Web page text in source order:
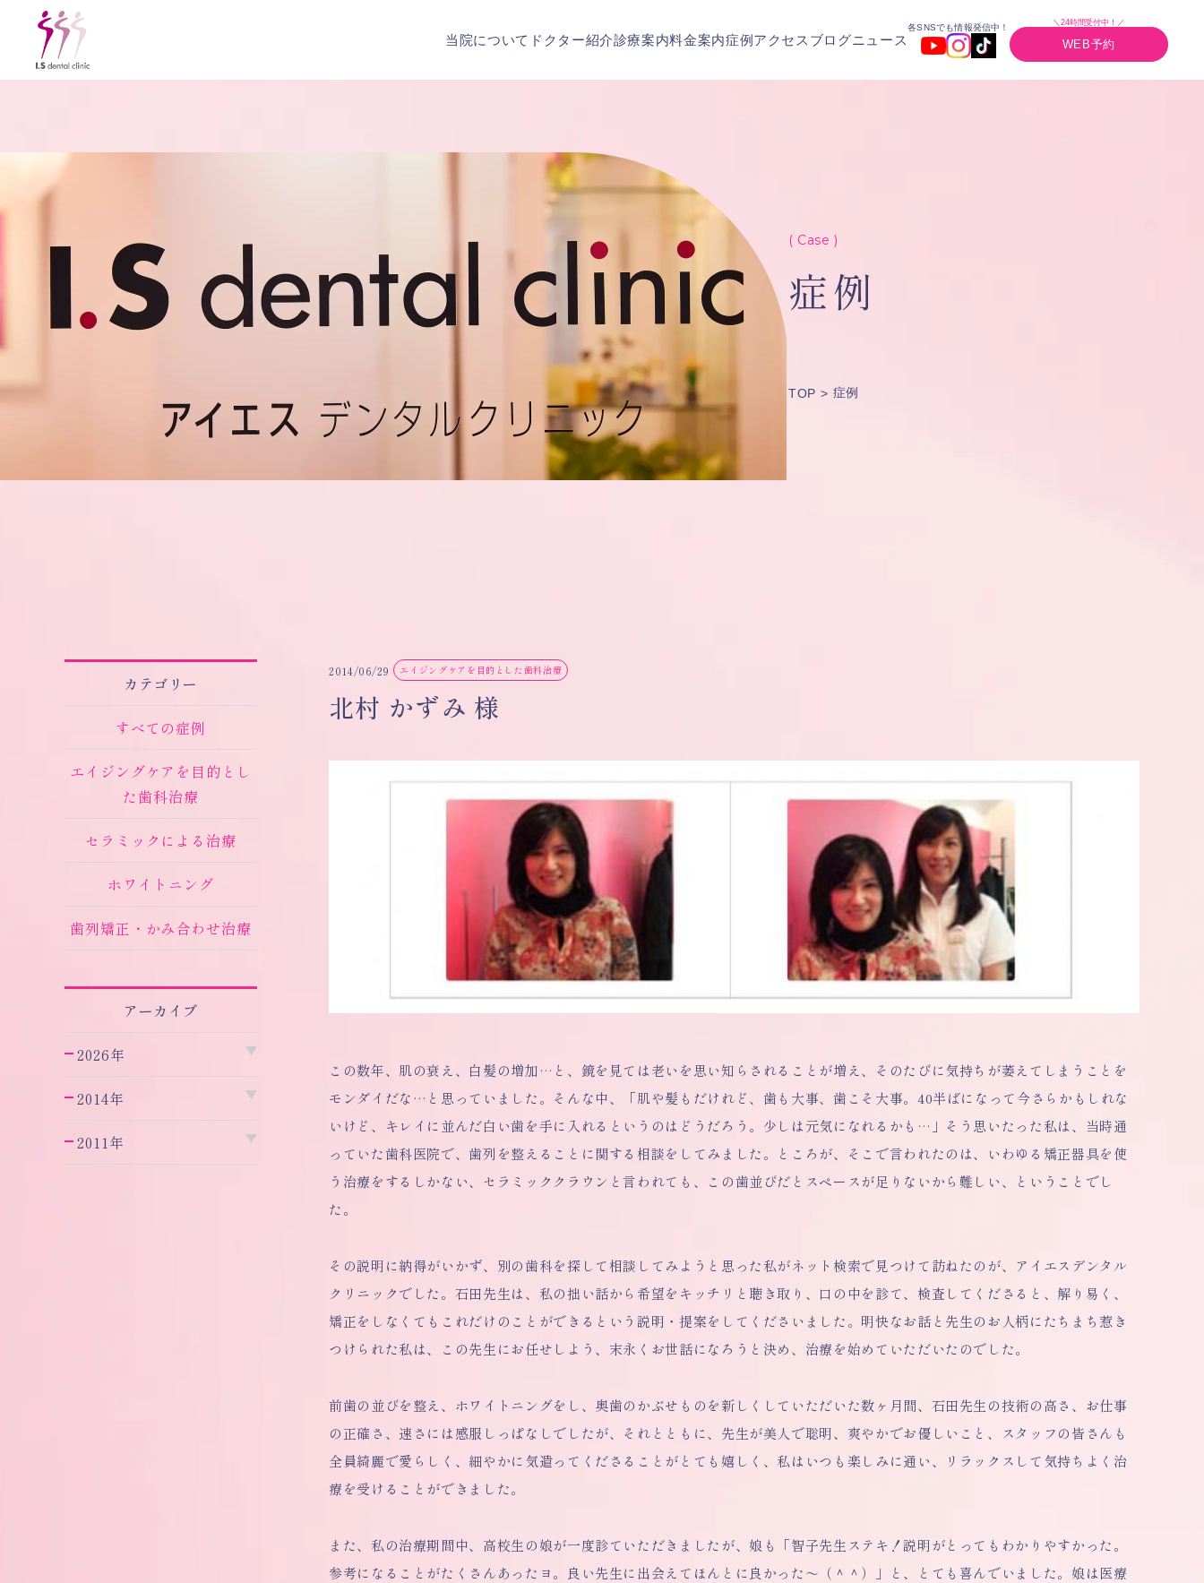
当院について ドクター紹介診療案内料金案内症例アクセス ブログニュース
各SNSでも情報発信中！
＼24時間受付中！／
WEB予約
( Case )
症例
TOP 症例
カテゴリー
すべての症例
エイジングケアを目的とし
た歯科治療
セラミックによる治療
ホワイトニング
歯列矯正・かみ合わせ治療
アーカイブ
2026年
2014年
2011年
2014/06/29 エイジングケアを目的とした歯科治療
北村 かずみ 様
この数年、肌の衰え、白髪の増加…と、鏡を見ては老いを思い知らされることが増え、そのたびに気持ちが萎えてしまうことを
モンダイだな…と思っていました。そんな中、「肌や髪もだけれど、歯も大事、歯こそ大事。40半ばになって今さらかもしれな
いけど、キレイに並んだ白い歯を手に入れるというのはどうだろう。少しは元気になれるかも…」そう思いたった私は、当時通
っていた歯科医院で、歯列を整えることに関する相談をしてみました。ところが、そこで言われたのは、いわゆる矯正器具を使
う治療をするしかない、セラミッククラウンと言われても、この歯並びだとスペースが足りないから難しい、ということでし
た。
その説明に納得がいかず、別の歯科を探して相談してみようと思った私がネット検索で見つけて訪ねたのが、アイエスデンタル
クリニックでした。石田先生は、私の拙い話から希望をキッチリと聴き取り、口の中を診て、検査してくださると、解り易く、
矯正をしなくてもこれだけのことができるという説明・提案をしてくださいました。明快なお話と先生のお人柄にたちまち惹き
つけられた私は、この先生にお任せしよう、末永くお世話になろうと決め、治療を始めていただいたのでした。
前歯の並びを整え、ホワイトニングをし、奥歯のかぶせものを新しくしていただいた数ヶ月間、石田先生の技術の高さ、お仕事
の正確さ、速さには感服しっぱなしでしたが、それとともに、先生が美人で聡明、爽やかでお優しいこと、スタッフの皆さんも
全員綺麗で愛らしく、細やかに気遣ってくださることがとても嬉しく、私はいつも楽しみに通い、リラックスして気持ちよく治
療を受けることができました。
また、私の治療期間中、高校生の娘が一度診ていただきましたが、娘も「智子先生ステキ！説明がとってもわかりやすかった。
参考になることがたくさんあったヨ。良い先生に出会えてほんとに良かった～（＾＾）」と、とても喜んでいました。娘は医療